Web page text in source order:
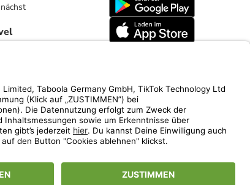
limango.nl limango.pl
Streichpreis.
einladen